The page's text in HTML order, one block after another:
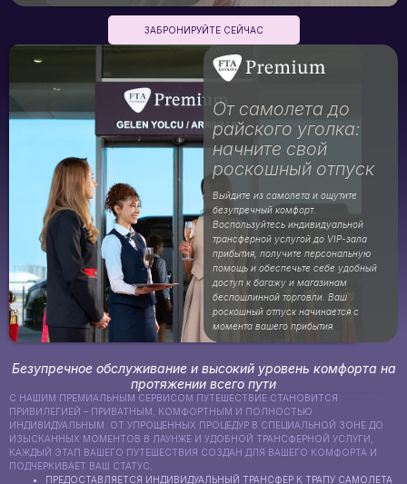
ЗАБРОНИРУЙТЕ СЕЙЧАС
От самолета до
райского уголка:
начните свой
роскошный отпуск
Выйдите из самолета и ощутите
безупречный комфорт.
Воспользуйтесь индивидуальной
трансферной услугой до VIP-зала
прибытия, получите персональную
помощь и обеспечьте себе удобный
доступ к багажу и магазинам
беспошлинной торговли. Ваш
роскошный отпуск начинается с
момента вашего прибытия.
Безупречное обслуживание и высокий уровень комфорта на
протяжении всего пути
С НАШИМ ПРЕМИАЛЬНЫМ СЕРВИСОМ ПУТЕШЕСТВИЕ СТАНОВИТСЯ
ПРИВИЛЕГИЕЙ – ПРИВАТНЫМ, КОМФОРТНЫМ И ПОЛНОСТЬЮ
ИНДИВИДУАЛЬНЫМ. ОТ УПРОЩЕННЫХ ПРОЦЕДУР В СПЕЦИАЛЬНОЙ ЗОНЕ ДО
ИЗЫСКАННЫХ МОМЕНТОВ В ЛАУНЖЕ И УДОБНОЙ ТРАНСФЕРНОЙ УСЛУГИ,
КАЖДЫЙ ЭТАП ВАШЕГО ПУТЕШЕСТВИЯ СОЗДАН ДЛЯ ВАШЕГО КОМФОРТА И
ПОДЧЕРКИВАЕТ ВАШ СТАТУС.
ПРЕДОСТАВЛЯЕТСЯ ИНДИВИДУАЛЬНЫЙ ТРАНСФЕР К ТРАПУ САМОЛЕТА